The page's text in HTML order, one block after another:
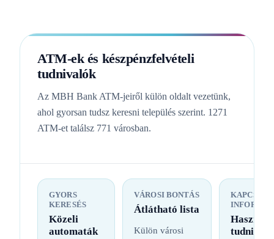
ATM-ek és készpénzfelvételi
tudnivalók
Az MBH Bank ATM-jeiről külön oldalt vezetünk,
ahol gyorsan tudsz keresni település szerint. 1271
ATM-et találsz 771 városban.
GYORS
KERESÉS
Közeli
automaták
VÁROSI BONTÁS
Átlátható lista
Külön városi
Hasznos